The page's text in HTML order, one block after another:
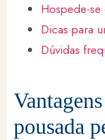
Hospede-
Dicas para
Dúvidas
pousada